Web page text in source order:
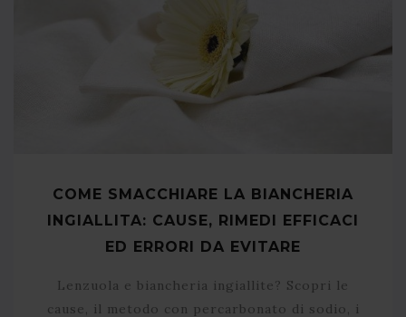
COME SMACCHIARE LA BIANCHERIA
INGIALLITA: CAUSE, RIMEDI EFFICACI
ED ERRORI DA EVITARE
Lenzuola e biancheria ingiallite? Scopri le
cause, il metodo con percarbonato di sodio, i